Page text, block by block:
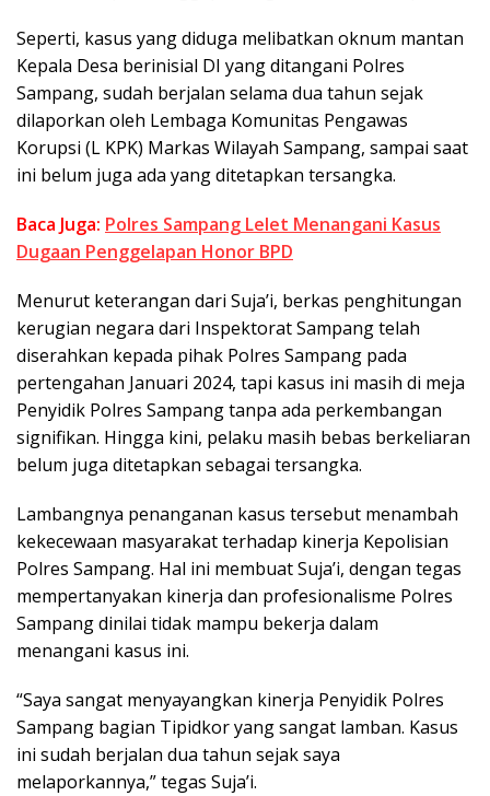
Seperti, kasus yang diduga melibatkan oknum mantan
Kepala Desa berinisial DI yang ditangani Polres
Sampang, sudah berjalan selama dua tahun sejak
dilaporkan oleh Lembaga Komunitas Pengawas
Korupsi (L KPK) Markas Wilayah Sampang, sampai saat
ini belum juga ada yang ditetapkan tersangka.
Baca Juga: Polres Sampang Lelet Menangani Kasus
Dugaan Penggelapan Honor BPD
Menurut keterangan dari Suja’i, berkas penghitungan
kerugian negara dari Inspektorat Sampang telah
diserahkan kepada pihak Polres Sampang pada
pertengahan Januari 2024, tapi kasus ini masih di meja
Penyidik Polres Sampang tanpa ada perkembangan
signifikan. Hingga kini, pelaku masih bebas berkeliaran
belum juga ditetapkan sebagai tersangka.
Lambangnya penanganan kasus tersebut menambah
kekecewaan masyarakat terhadap kinerja Kepolisian
Polres Sampang. Hal ini membuat Suja’i, dengan tegas
mempertanyakan kinerja dan profesionalisme Polres
Sampang dinilai tidak mampu bekerja dalam
menangani kasus ini.
“Saya sangat menyayangkan kinerja Penyidik Polres
Sampang bagian Tipidkor yang sangat lamban. Kasus
ini sudah berjalan dua tahun sejak saya
melaporkannya,” tegas Suja’i.